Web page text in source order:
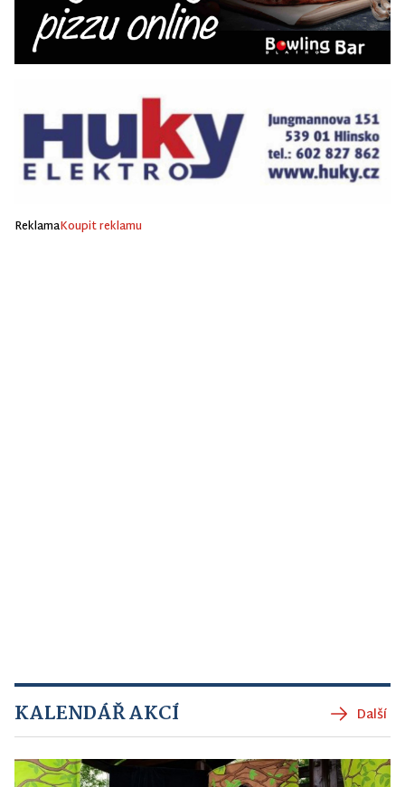
ReklamaKoupit reklamu
KALENDÁŘ AKCÍ Další